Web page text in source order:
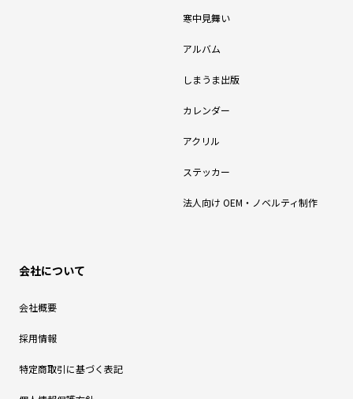
寒中見舞い
アルバム
しまうま出版
カレンダー
アクリル
ステッカー
法人向け OEM・ノベルティ制作
会社について
会社概要
採用情報
特定商取引に基づく表記